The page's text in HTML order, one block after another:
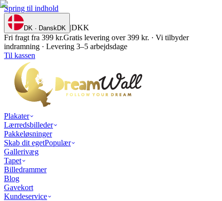
Spring til indhold
DK · DanskDK |DKK
Fri fragt fra 399 kr.Gratis levering over 399 kr. · Vi tilbyder
indramning · Levering 3–5 arbejdsdage
Til kassen
Plakater
Lærredsbilleder
Pakkeløsninger
Skab dit egetPopulær
Gallerivæg
Tapet
Billedrammer
Blog
Gavekort
Kundeservice